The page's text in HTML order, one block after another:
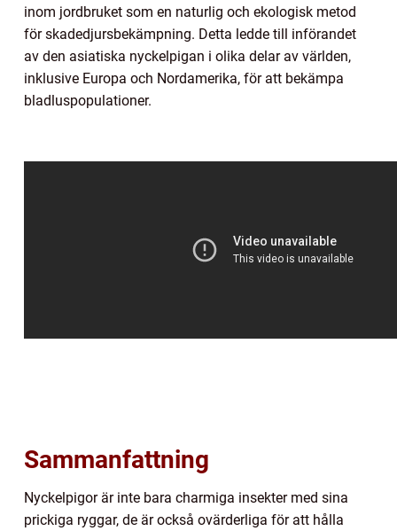
inom jordbruket som en naturlig och ekologisk metod
för skadedjursbekämpning. Detta ledde till införandet
av den asiatiska nyckelpigan i olika delar av världen,
inklusive Europa och Nordamerika, för att bekämpa
bladluspopulationer.
Sammanfattning
Nyckelpigor är inte bara charmiga insekter med sina
prickiga ryggar, de är också ovärderliga för att hålla